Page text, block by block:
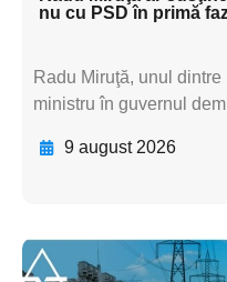
nu cu PSD în primă
Radu Miruţă, unul
ministru în guvernul
9 august 2026